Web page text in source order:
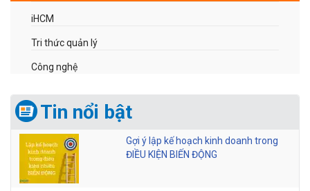
iHCM
Tri thức quản lý
Công nghệ
Tin nổi bật
Gợi ý lập kế hoạch kinh doanh trong
ĐIỀU KIỆN BIẾN ĐỘNG